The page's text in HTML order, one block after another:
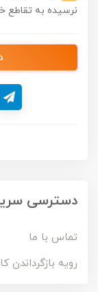
نرسیده به تقاطع
دسترسی
تماس با ما
رویه بازگرداندن